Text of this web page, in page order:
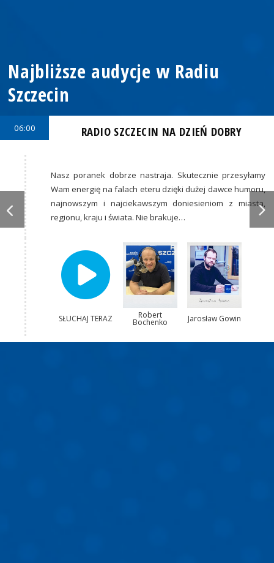
Najbliższe audycje w Radiu
Szczecin
06:00 RADIO SZCZECIN NA DZIEŃ DOBRY
Nasz poranek dobrze nastraja. Skutecznie przesyłamy
Wam energię na falach eteru dzięki dużej dawce humoru,
najnowszym i najciekawszym doniesieniom z miasta,
regionu, kraju i świata. Nie brakuje…
SŁUCHAJ TERAZ Robert
Bochenko Jarosław Gowin